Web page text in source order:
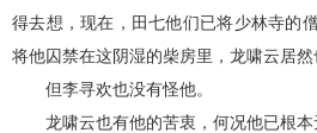
得去想，现在，田七他们已将少林寺的
将他囚禁在这阴湿的柴房里，龙啸云居然
但李寻欢也没有怪他。
龙啸云也有他的苦衷，何况他已根本